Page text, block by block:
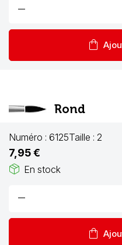
remove
shopping_bag
Rond
Numéro : 6125Taille : 2
7,95 €
package_2 En stock
remove
shopping_bag